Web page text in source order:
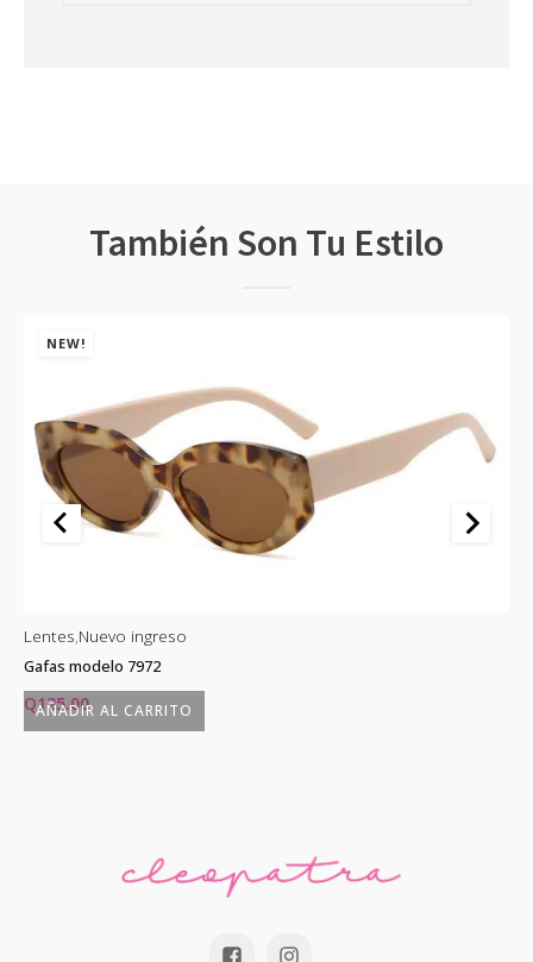
También Son Tu Estilo
NEW!
AÑADIR AL CARRITO
Lentes,Nuevo ingreso
Gafas modelo 7972
Q125.00